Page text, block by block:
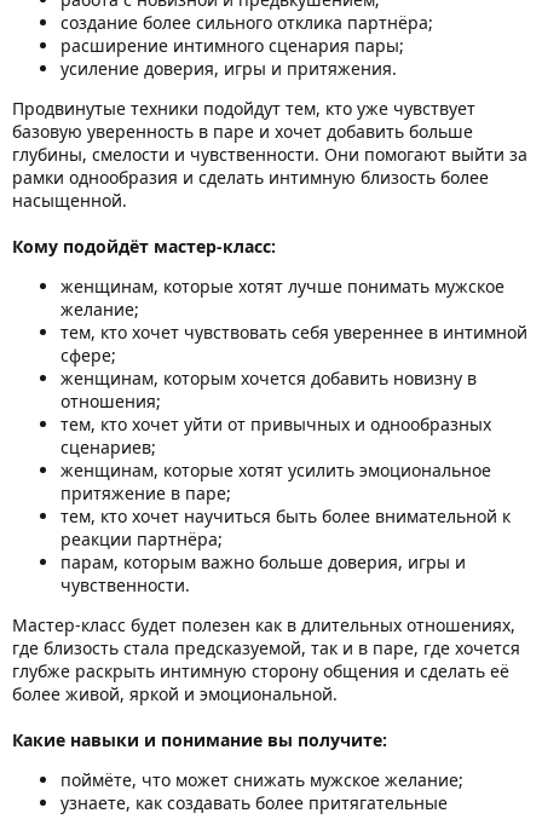
создание более сильного отклика партнёра;
расширение интимного сценария пары;
усиление доверия, игры и притяжения.
Продвинутые техники подойдут тем, кто уже чувствует
базовую уверенность в паре и хочет добавить больше
глубины, смелости и чувственности. Они помогают выйти за
рамки однообразия и сделать интимную близость более
насыщенной.
Кому подойдёт мастер-класс:
женщинам, которые хотят лучше понимать мужское
желание;
тем, кто хочет чувствовать себя увереннее в интимной
сфере;
женщинам, которым хочется добавить новизну в
отношения;
тем, кто хочет уйти от привычных и однообразных
сценариев;
женщинам, которые хотят усилить эмоциональное
притяжение в паре;
тем, кто хочет научиться быть более внимательной к
реакции партнёра;
парам, которым важно больше доверия, игры и
чувственности.
Мастер-класс будет полезен как в длительных отношениях,
где близость стала предсказуемой, так и в паре, где хочется
глубже раскрыть интимную сторону общения и сделать её
более живой, яркой и эмоциональной.
Какие навыки и понимание вы получите:
поймёте, что может снижать мужское желание;
узнаете, как создавать более притягательные